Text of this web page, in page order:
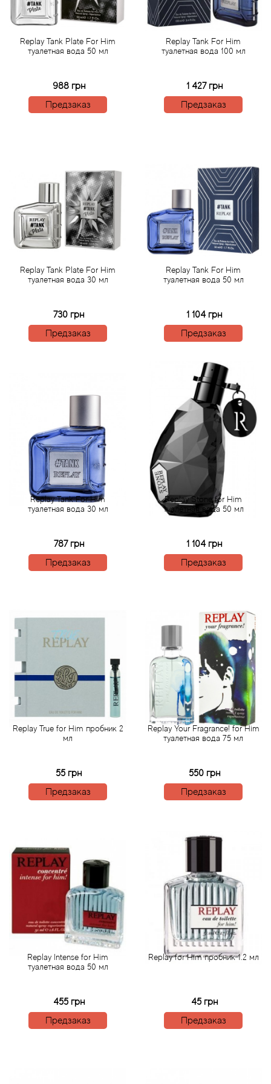
Replay Tank Plate For Him
туалетная вода 50 мл
988 грн
Предзаказ
Replay Tank For Him
туалетная вода 100 мл
1 427 грн
Предзаказ
Replay Tank Plate For Him
туалетная вода 30 мл
730 грн
Предзаказ
Replay Tank For Him
туалетная вода 50 мл
1 104 грн
Предзаказ
Replay Tank For Him
туалетная вода 30 мл
787 грн
Предзаказ
Replay Stone for Him
туалетная вода 50 мл
1 104 грн
Предзаказ
Replay True for Him пробник 2
мл
55 грн
Предзаказ
Replay Your Fragrance! for Him
туалетная вода 75 мл
550 грн
Предзаказ
Replay Intense for Him
туалетная вода 50 мл
455 грн
Предзаказ
Replay for Him пробник 1.2 мл
45 грн
Предзаказ
Acqua di Parma
Acqua di Sardegna
Affinessence
Afnan
Agatha Ruiz de la Prada
Agent Provocateur
Aigner
Al Jazeera
Alaia Paris
Alexander McQueen
Alexandre Barthet
Alexandre J
Alyson Oldoini
Alyssa Ashley
American Crew
Amouage
Andre L'Arom
Anima Mundi
Anna Sui
Anne Fontaine
Annick Goutal
Antonia's Flowers
Antonio Banderas